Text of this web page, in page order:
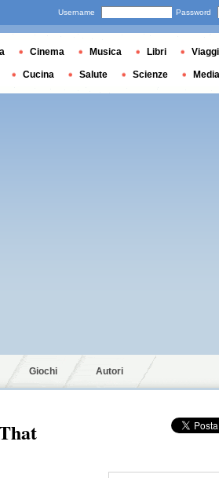
Giochi Autori
Username Password
Cinema Musica Libri Viaggi
Cucina Salute Scienze